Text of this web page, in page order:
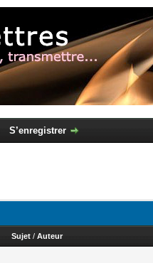
S’enregistrer
Sujet / Auteur